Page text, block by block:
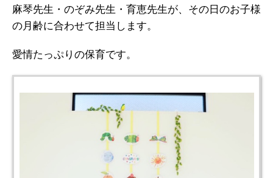
麻琴先生・のぞみ先生・育恵先生が、その日のお子様
の月齢に合わせて担当します。
愛情たっぷりの保育です。